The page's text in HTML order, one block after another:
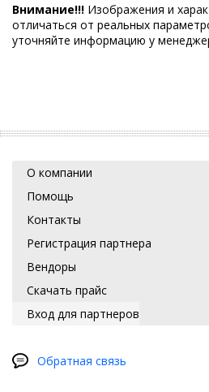
Внимание!!! Изображения и
отличаться от реальных
уточняйте информацию у
О компании
Помощь
Контакты
Регистрация партнера
Вендоры
Скачать прайс
Вход для партнеров
Обратная связь